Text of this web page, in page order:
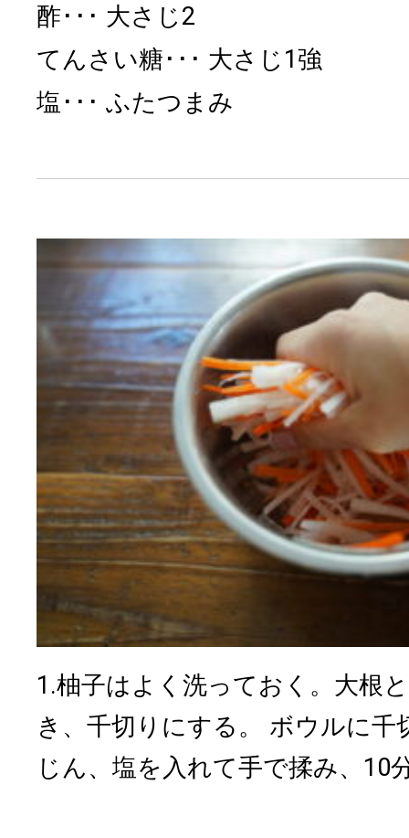
酢
大さじ2
てんさい糖
大さじ1強
塩
ふたつまみ
1.柚子はよく洗っておく。大根
き、千切りにする。 ボウルに千
じん、塩を入れて手で揉み、10